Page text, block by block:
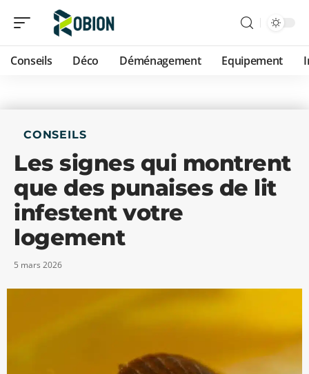
Conseils Déco Déménagement Equipement
CONSEILS
Les signes qui montrent
que des punaises de lit
infestent votre
logement
5 mars 2026